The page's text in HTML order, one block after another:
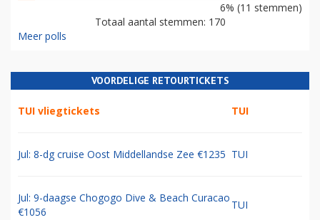
6% (11 stemmen)
Totaal aantal stemmen: 170
Meer polls
VOORDELIGE RETOURTICKETS
TUI vliegtickets TUI
Jul: 8-dg cruise Oost Middellandse Zee €1235 TUI
Jul: 9-daagse Chogogo Dive & Beach Curacao
€1056
TUI